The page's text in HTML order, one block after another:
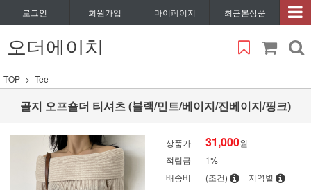
로그인 회원가입 마이페이지 최근본상품
오더에이치
TOP Tee
골지 오프숄더 티셔츠 (블랙/민트/베이지/진베이지/핑크)
상품가 31,000원
적립금
1%
배송비
(조건) 지역별